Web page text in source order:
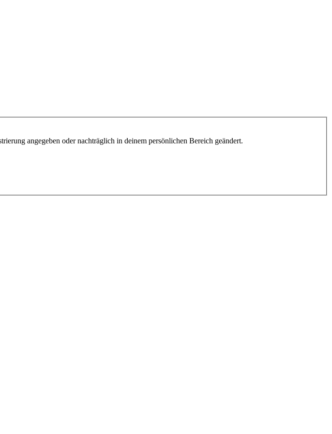
angegeben oder nachträglich in deinem persönlichen Bereich geändert.